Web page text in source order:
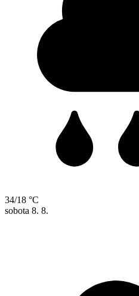
34/18 °C
sobota 8. 8.